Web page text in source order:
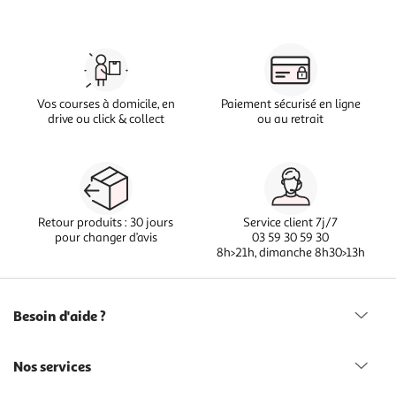
Vos courses à domicile, en
drive ou click & collect
Paiement sécurisé en ligne
ou au retrait
Retour produits : 30 jours
pour changer d’avis
Service client 7j/7
03 59 30 59 30
8h>21h, dimanche 8h30>13h
Besoin d'aide ?
Nos services